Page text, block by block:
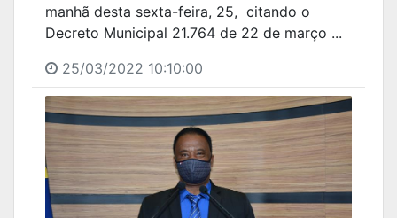
manhã desta sexta-feira, 25, citando o
Decreto Municipal 21.764 de 22 de março ...
25/03/2022 10:10:00